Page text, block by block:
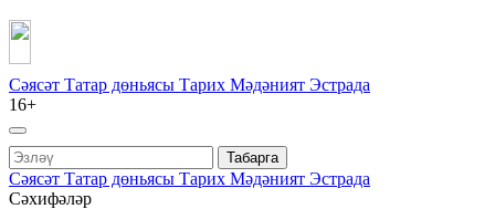
Сәясәт Татар дөньясы Тарих Мәдәният Эстрада
16+
Табарга
Сәясәт Татар дөньясы Тарих Мәдәният Эстрада
Сәхифәләр